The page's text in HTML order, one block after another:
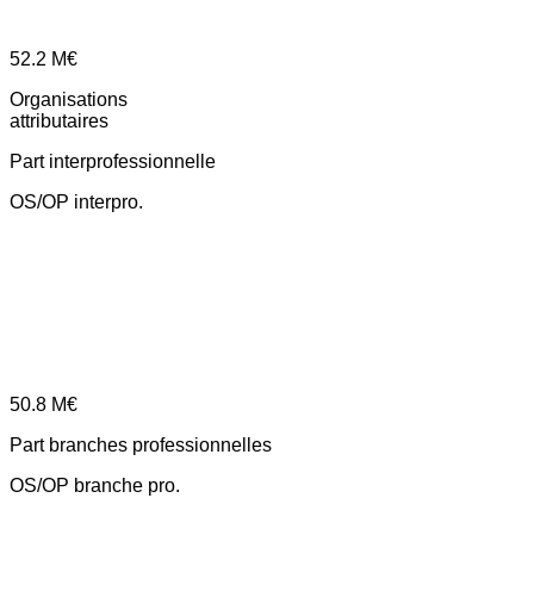
52.2 M€
Organisations
attributaires
Part interprofessionnelle
OS/OP interpro.
50.8 M€
Part branches professionnelles
OS/OP branche pro.